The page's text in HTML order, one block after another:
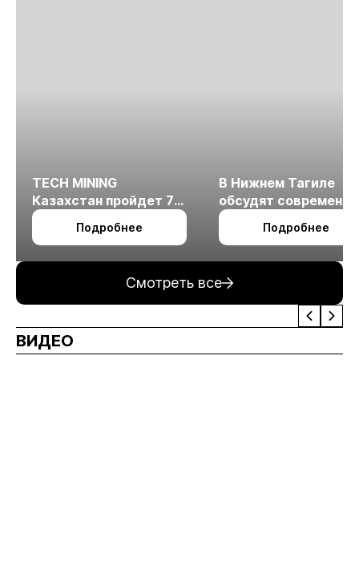
TECH MINING
Казахстан пройдет 7
октября в Алматы
Подробнее
В Нижнем Тагиле
обсудят
технологии
измельчения
Подробнее
Смотреть все
ВИДЕО